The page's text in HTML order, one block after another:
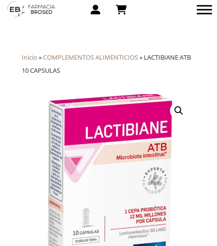
Inicio »COMPLEMENTOS ALIMENTICIOS» LACTIBIANE ATB
10 CAPSULAS